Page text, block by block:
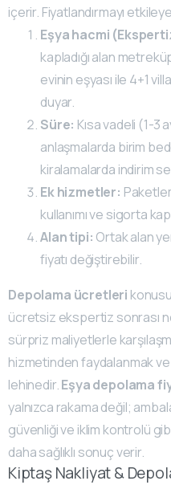
içerir. Fiyatlandırmayı
Eşya hacmi
kapladığı alan
evinin eşyası ile 4+1
duyar.
Süre: Kısa vadeli (1-3
anlaşmalarda birim
kiralamalarda indirim
Ek hizmetler:
kullanımı ve sigorta
Alan tipi: Ortak alan
fiyatı değiştirebilir.
Depolama ücretleri
ücretsiz ekspertiz sonrası
sürpriz maliyetlerle
hizmetinden faydalanmak ve
lehinedir.Eşya depolama
yalnızca rakama değil;
güvenliği ve iklim kontrolü
daha sağlıklı sonuç verir.
Kiptaş Nakliyat &